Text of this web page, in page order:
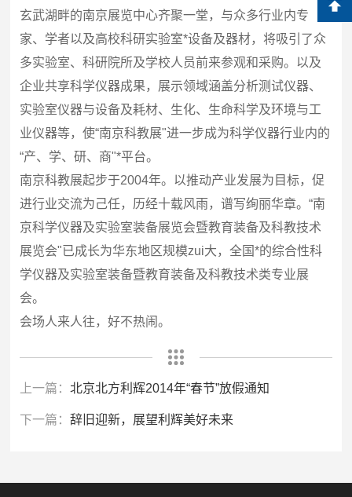
玄武湖畔的南京展览中心齐聚一堂，与众多行业内专
家、学者以及高校科研实验室*设备及器材，将吸引了众
多实验室、科研院所及学校人员前来参观和采购。以及
企业共享科学仪器成果，展示领域涵盖分析测试仪器、
实验室仪器与设备及耗材、生化、生命科学及环境与工
业仪器等，使“南京科教展"进一步成为科学仪器行业内的
“产、学、研、商"*平台。
南京科教展起步于2004年。以推动产业发展为目标，促
进行业交流为己任，历经十载风雨，谱写绚丽华章。“南
京科学仪器及实验室装备展览会暨教育装备及科教技术
展览会"已成长为华东地区规模zui大，全国*的综合性科
学仪器及实验室装备暨教育装备及科教技术类专业展
会。
会场人来人往，好不热闹。
上一篇：北京北方利辉2014年“春节”放假通知
下一篇：辞旧迎新，展望利辉美好未来